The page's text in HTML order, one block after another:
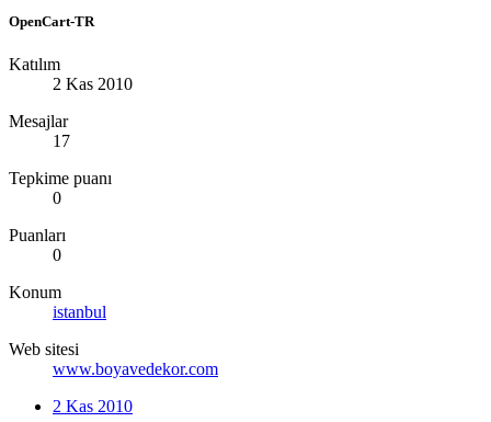
OpenCart-TR
Katılım
2 Kas 2010
Mesajlar
17
Tepkime puanı
0
Puanları
0
Konum
istanbul
Web sitesi
www.boyavedekor.com
2 Kas 2010